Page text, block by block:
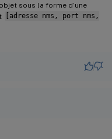
objet sous la forme d’une
[adresse nms, port nms,